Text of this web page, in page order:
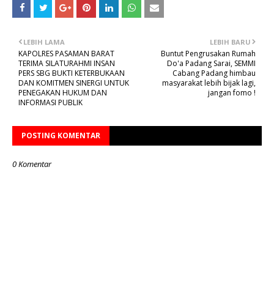
LEBIH BARU
Buntut Pengrusakan Rumah
Do'a Padang Sarai, SEMMI
Cabang Padang himbau
masyarakat lebih bijak lagi,
jangan fomo !
LEBIH LAMA
KAPOLRES PASAMAN BARAT
TERIMA SILATURAHMI INSAN
PERS SBG BUKTI KETERBUKAAN
DAN KOMITMEN SINERGI UNTUK
PENEGAKAN HUKUM DAN
INFORMASI PUBLIK
POSTING KOMENTAR
0 Komentar